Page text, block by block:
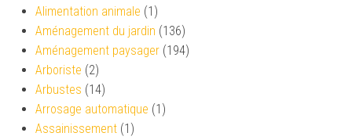
Alimentation animale (1)
Aménagement du jardin (136)
Aménagement paysager (194)
Arboriste (2)
Arbustes (14)
Arrosage automatique (1)
Assainissement (1)